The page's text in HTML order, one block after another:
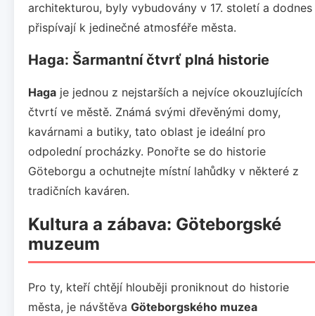
architekturou, byly vybudovány v 17. století a dodnes
přispívají k jedinečné atmosféře města.
Haga: Šarmantní čtvrť plná historie
Haga je jednou z nejstarších a nejvíce okouzlujících
čtvrtí ve městě. Známá svými dřevěnými domy,
kavárnami a butiky, tato oblast je ideální pro
odpolední procházky. Ponořte se do historie
Göteborgu a ochutnejte místní lahůdky v některé z
tradičních kaváren.
Kultura a zábava: Göteborgské
muzeum
Pro ty, kteří chtějí hlouběji proniknout do historie
města, je návštěva Göteborgského muzea